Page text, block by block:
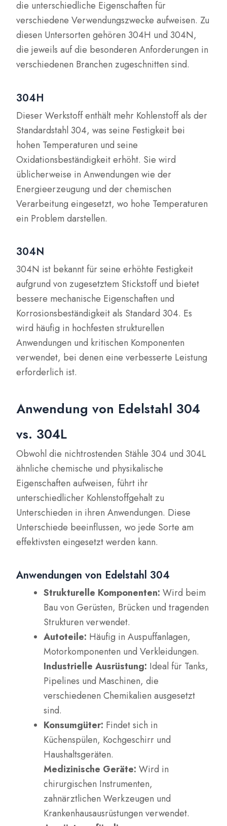
die unterschiedliche Eigenschaften für
verschiedene Verwendungszwecke aufweisen. Zu
diesen Untersorten gehören 304H und 304N,
die jeweils auf die besonderen Anforderungen in
verschiedenen Branchen zugeschnitten sind.
304H
Dieser Werkstoff enthält mehr Kohlenstoff als der
Standardstahl 304, was seine Festigkeit bei
hohen Temperaturen und seine
Oxidationsbeständigkeit erhöht. Sie wird
üblicherweise in Anwendungen wie der
Energieerzeugung und der chemischen
Verarbeitung eingesetzt, wo hohe Temperaturen
ein Problem darstellen.
304N
304N ist bekannt für seine erhöhte Festigkeit
aufgrund von zugesetztem Stickstoff und bietet
bessere mechanische Eigenschaften und
Korrosionsbeständigkeit als Standard 304. Es
wird häufig in hochfesten strukturellen
Anwendungen und kritischen Komponenten
verwendet, bei denen eine verbesserte Leistung
erforderlich ist.
Anwendung von Edelstahl 304
vs. 304L
Obwohl die nichtrostenden Stähle 304 und 304L
ähnliche chemische und physikalische
Eigenschaften aufweisen, führt ihr
unterschiedlicher Kohlenstoffgehalt zu
Unterschieden in ihren Anwendungen. Diese
Unterschiede beeinflussen, wo jede Sorte am
effektivsten eingesetzt werden kann.
Anwendungen von Edelstahl 304
Strukturelle Komponenten: Wird beim
Bau von Gerüsten, Brücken und tragenden
Strukturen verwendet.
Autoteile: Häufig in Auspuffanlagen,
Motorkomponenten und Verkleidungen.
Industrielle Ausrüstung: Ideal für Tanks,
Pipelines und Maschinen, die
verschiedenen Chemikalien ausgesetzt
sind.
Konsumgüter: Findet sich in
Küchenspülen, Kochgeschirr und
Haushaltsgeräten.
Medizinische Geräte: Wird in
chirurgischen Instrumenten,
zahnärztlichen Werkzeugen und
Krankenhausausrüstungen verwendet.